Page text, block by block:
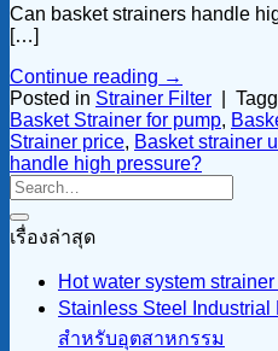
Can basket strainers handle
[…]
Continue reading →
Posted in Strainer Filter
Basket Strainer for pump,
Strainer price, Basket strainer
handle high pressure?
เรื่องล่าสุด
Hot water system
Stainless Steel
สำหรับอุตสาหกรรม